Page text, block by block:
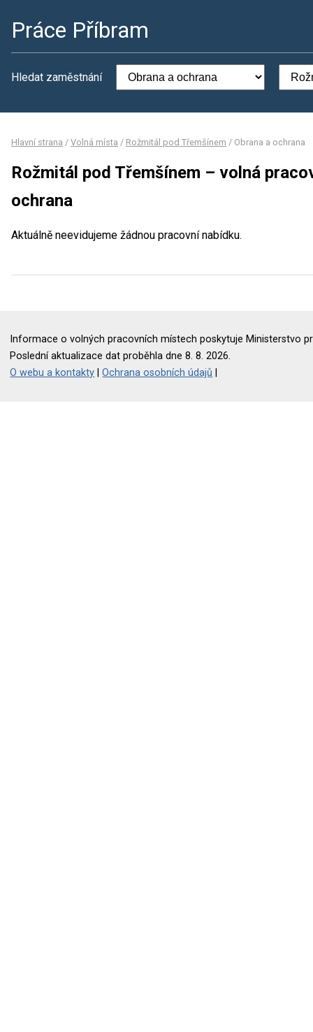
Práce Příbram
Hledat zaměstnání
Hlavní strana / Volná místa / Rožmitál pod Třemšínem / Obrana a ochrana
Rožmitál pod Třemšínem – volná
ochrana
Aktuálně neevidujeme žádnou pracovní nabídku.
Informace o volných pracovních místech poskytuje Ministerstvo
Poslední aktualizace dat proběhla dne 8. 8. 2026.
O webu a kontakty |Ochrana osobních údajů